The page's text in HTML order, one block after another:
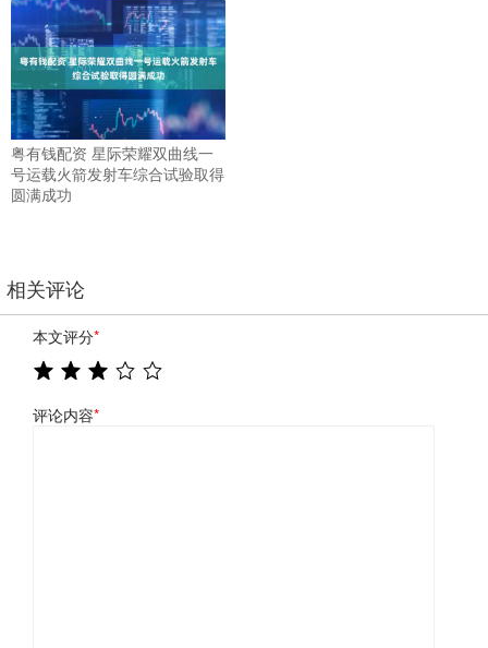
粤有钱配资 星际荣耀双曲线一
号运载火箭发射车综合试验取得
圆满成功
相关评论
本文评分*
评论内容*